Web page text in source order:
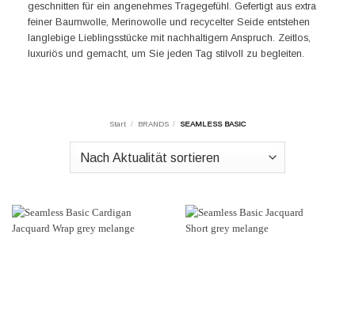
geschnitten für ein angenehmes Tragegefühl. Gefertigt aus extra
feiner Baumwolle, Merinowolle und recycelter Seide entstehen
langlebige Lieblingsstücke mit nachhaltigem Anspruch. Zeitlos,
luxuriös und gemacht, um Sie jeden Tag stilvoll zu begleiten.
Start / BRANDS / SEAMLESS BASIC